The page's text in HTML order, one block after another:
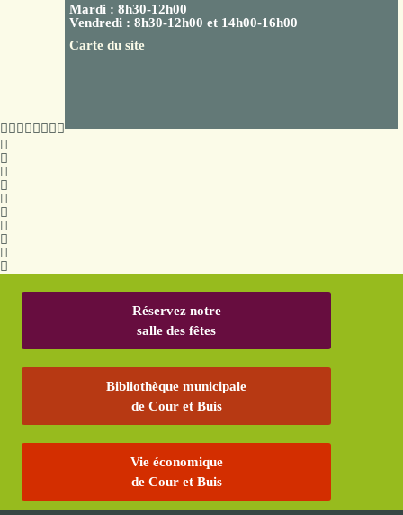
Mardi : 8h30-12h00
Vendredi : 8h30-12h00 et 14h00-16h00
Carte du site
Réservez notre
salle des fêtes
Bibliothèque municipale
de Cour et Buis
Vie économique
de Cour et Buis